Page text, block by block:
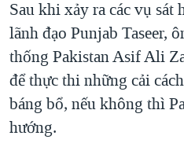
Sau khi xảy ra các vụ
lãnh đạo Punjab Taseer,
thống Pakistan Asif Ali
để thực thi những cải
báng bổ, nếu không thì
hướng.